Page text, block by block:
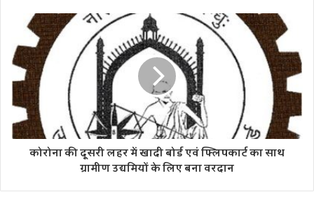
कोरोना की दूसरी लहर में खादी बोर्ड एवं फ्लिपकार्ट का साथ
ग्रामीण उद्यमियों के लिए बना वरदान